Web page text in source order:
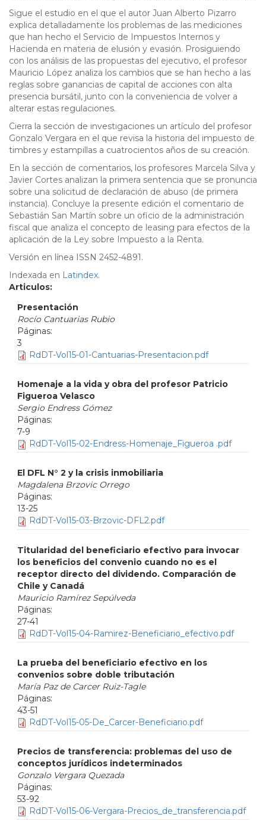
Sigue el estudio en el que el autor Juan Alberto Pizarro
explica detalladamente los problemas de las mediciones
que han hecho el Servicio de Impuestos Internos y
Hacienda en materia de elusión y evasión. Prosiguiendo
con los análisis de las propuestas del ejecutivo, el profesor
Mauricio López analiza los cambios que se han hecho a las
reglas sobre ganancias de capital de acciones con alta
presencia bursátil, junto con la conveniencia de volver a
alterar estas regulaciones.
Cierra la sección de investigaciones un artículo del profesor
Gonzalo Vergara en el que revisa la historia del impuesto de
timbres y estampillas a cuatrocientos años de su creación.
En la sección de comentarios, los profesores Marcela Silva y
Javier Cortes analizan la primera sentencia que se pronuncia
sobre una solicitud de declaración de abuso (de primera
instancia). Concluye la presente edición el comentario de
Sebastián San Martín sobre un oficio de la administración
fiscal que analiza el concepto de leasing para efectos de la
aplicación de la Ley sobre Impuesto a la Renta.
Versión en línea ISSN 2452-4891.
Indexada en Latindex.
Articulos:
Presentación
Rocío Cantuarias Rubio
3
RdDT-Vol15-01-Cantuarias-Presentacion.pdf
Homenaje a la vida y obra del profesor Patricio
Figueroa Velasco
Sergio Endress Gómez
7-9
RdDT-Vol15-02-Endress-Homenaje_Figueroa .pdf
El DFL N° 2 y la crisis inmobiliaria
Magdalena Brzovic Orrego
13-25
RdDT-Vol15-03-Brzovic-DFL2.pdf
Titularidad del beneficiario efectivo para invocar
los beneficios del convenio cuando no es el
receptor directo del dividendo. Comparación de
Chile y Canadá
Mauricio Ramírez Sepúlveda
27-41
RdDT-Vol15-04-Ramirez-Beneficiario_efectivo.pdf
La prueba del beneficiario efectivo en los
convenios sobre doble tributación
María Paz de Carcer Ruiz-Tagle
43-51
RdDT-Vol15-05-De_Carcer-Beneficiario.pdf
Precios de transferencia: problemas del uso de
conceptos jurídicos indeterminados
Gonzalo Vergara Quezada
53-92
RdDT-Vol15-06-Vergara-Precios_de_transferencia.pdf